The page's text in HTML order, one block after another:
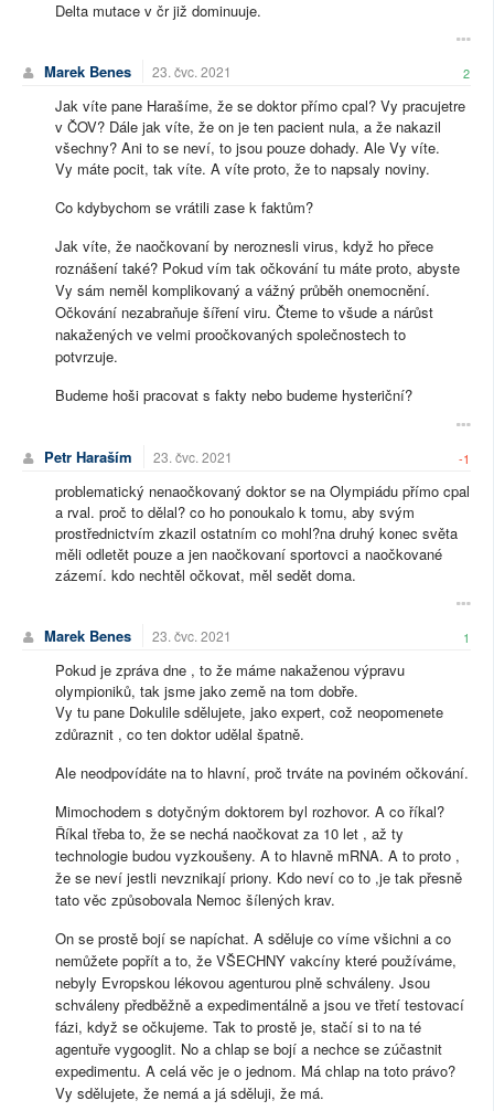
Delta mutace v čr již dominuuje.
Marek Benes 23. čvc. 2021 2
Jak víte pane Harašíme, že se doktor přímo cpal? Vy pracujetre
v ČOV? Dále jak víte, že on je ten pacient nula, a že nakazil
všechny? Ani to se neví, to jsou pouze dohady. Ale Vy víte.
Vy máte pocit, tak víte. A víte proto, že to napsaly noviny.
Co kdybychom se vrátili zase k faktům?
Jak víte, že naočkovaní by neroznesli virus, když ho přece
roznášení také? Pokud vím tak očkování tu máte proto, abyste
Vy sám neměl komplikovaný a vážný průběh onemocnění.
Očkování nezabraňuje šíření viru. Čteme to všude a nárůst
nakažených ve velmi proočkovaných společnostech to
potvrzuje.
Budeme hoši pracovat s fakty nebo budeme hysteriční?
Petr Haraším 23. čvc. 2021 -1
problematický nenaočkovaný doktor se na Olympiádu přímo cpal
a rval. proč to dělal? co ho ponoukalo k tomu, aby svým
prostřednictvím zkazil ostatním co mohl?na druhý konec světa
měli odletět pouze a jen naočkovaní sportovci a naočkované
zázemí. kdo nechtěl očkovat, měl sedět doma.
Marek Benes 23. čvc. 2021 1
Pokud je zpráva dne , to že máme nakaženou výpravu
olympioniků, tak jsme jako země na tom dobře.
Vy tu pane Dokulile sdělujete, jako expert, což neopomenete
zdůraznit , co ten doktor udělal špatně.
Ale neodpovídáte na to hlavní, proč trváte na poviném očkování.
Mimochodem s dotyčným doktorem byl rozhovor. A co říkal?
Říkal třeba to, že se nechá naočkovat za 10 let , až ty
technologie budou vyzkoušeny. A to hlavně mRNA. A to proto ,
že se neví jestli nevznikají priony. Kdo neví co to ,je tak přesně
tato věc způsobovala Nemoc šílených krav.
On se prostě bojí se napíchat. A sděluje co víme všichni a co
nemůžete popřít a to, že VŠECHNY vakcíny které používáme,
nebyly Evropskou lékovou agenturou plně schváleny. Jsou
schváleny předběžně a expedimentálně a jsou ve třetí testovací
fázi, když se očkujeme. Tak to prostě je, stačí si to na té
agentuře vygooglit. No a chlap se bojí a nechce se zúčastnit
expedimentu. A celá věc je o jednom. Má chlap na toto právo?
Vy sdělujete, že nemá a já sděluji, že má.